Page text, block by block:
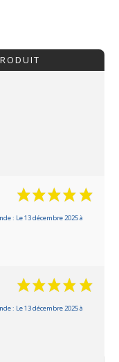
: Le 13 décembre 2025 à
: Le 13 décembre 2025 à